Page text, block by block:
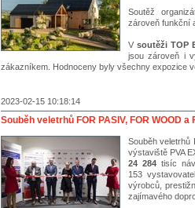
Soutěž
zároveň funkční
V soutěži TOP
jsou zároveň i
zákazníkem. Hodnoceny byly všechny expozice
2023-02-15 10:18:14
Souběh veletrhů FOR PASIV, FOR WOOD
Souběh veletrhů
výstaviště PVA
24 284 tisíc
153
výrobců,
zajímavého